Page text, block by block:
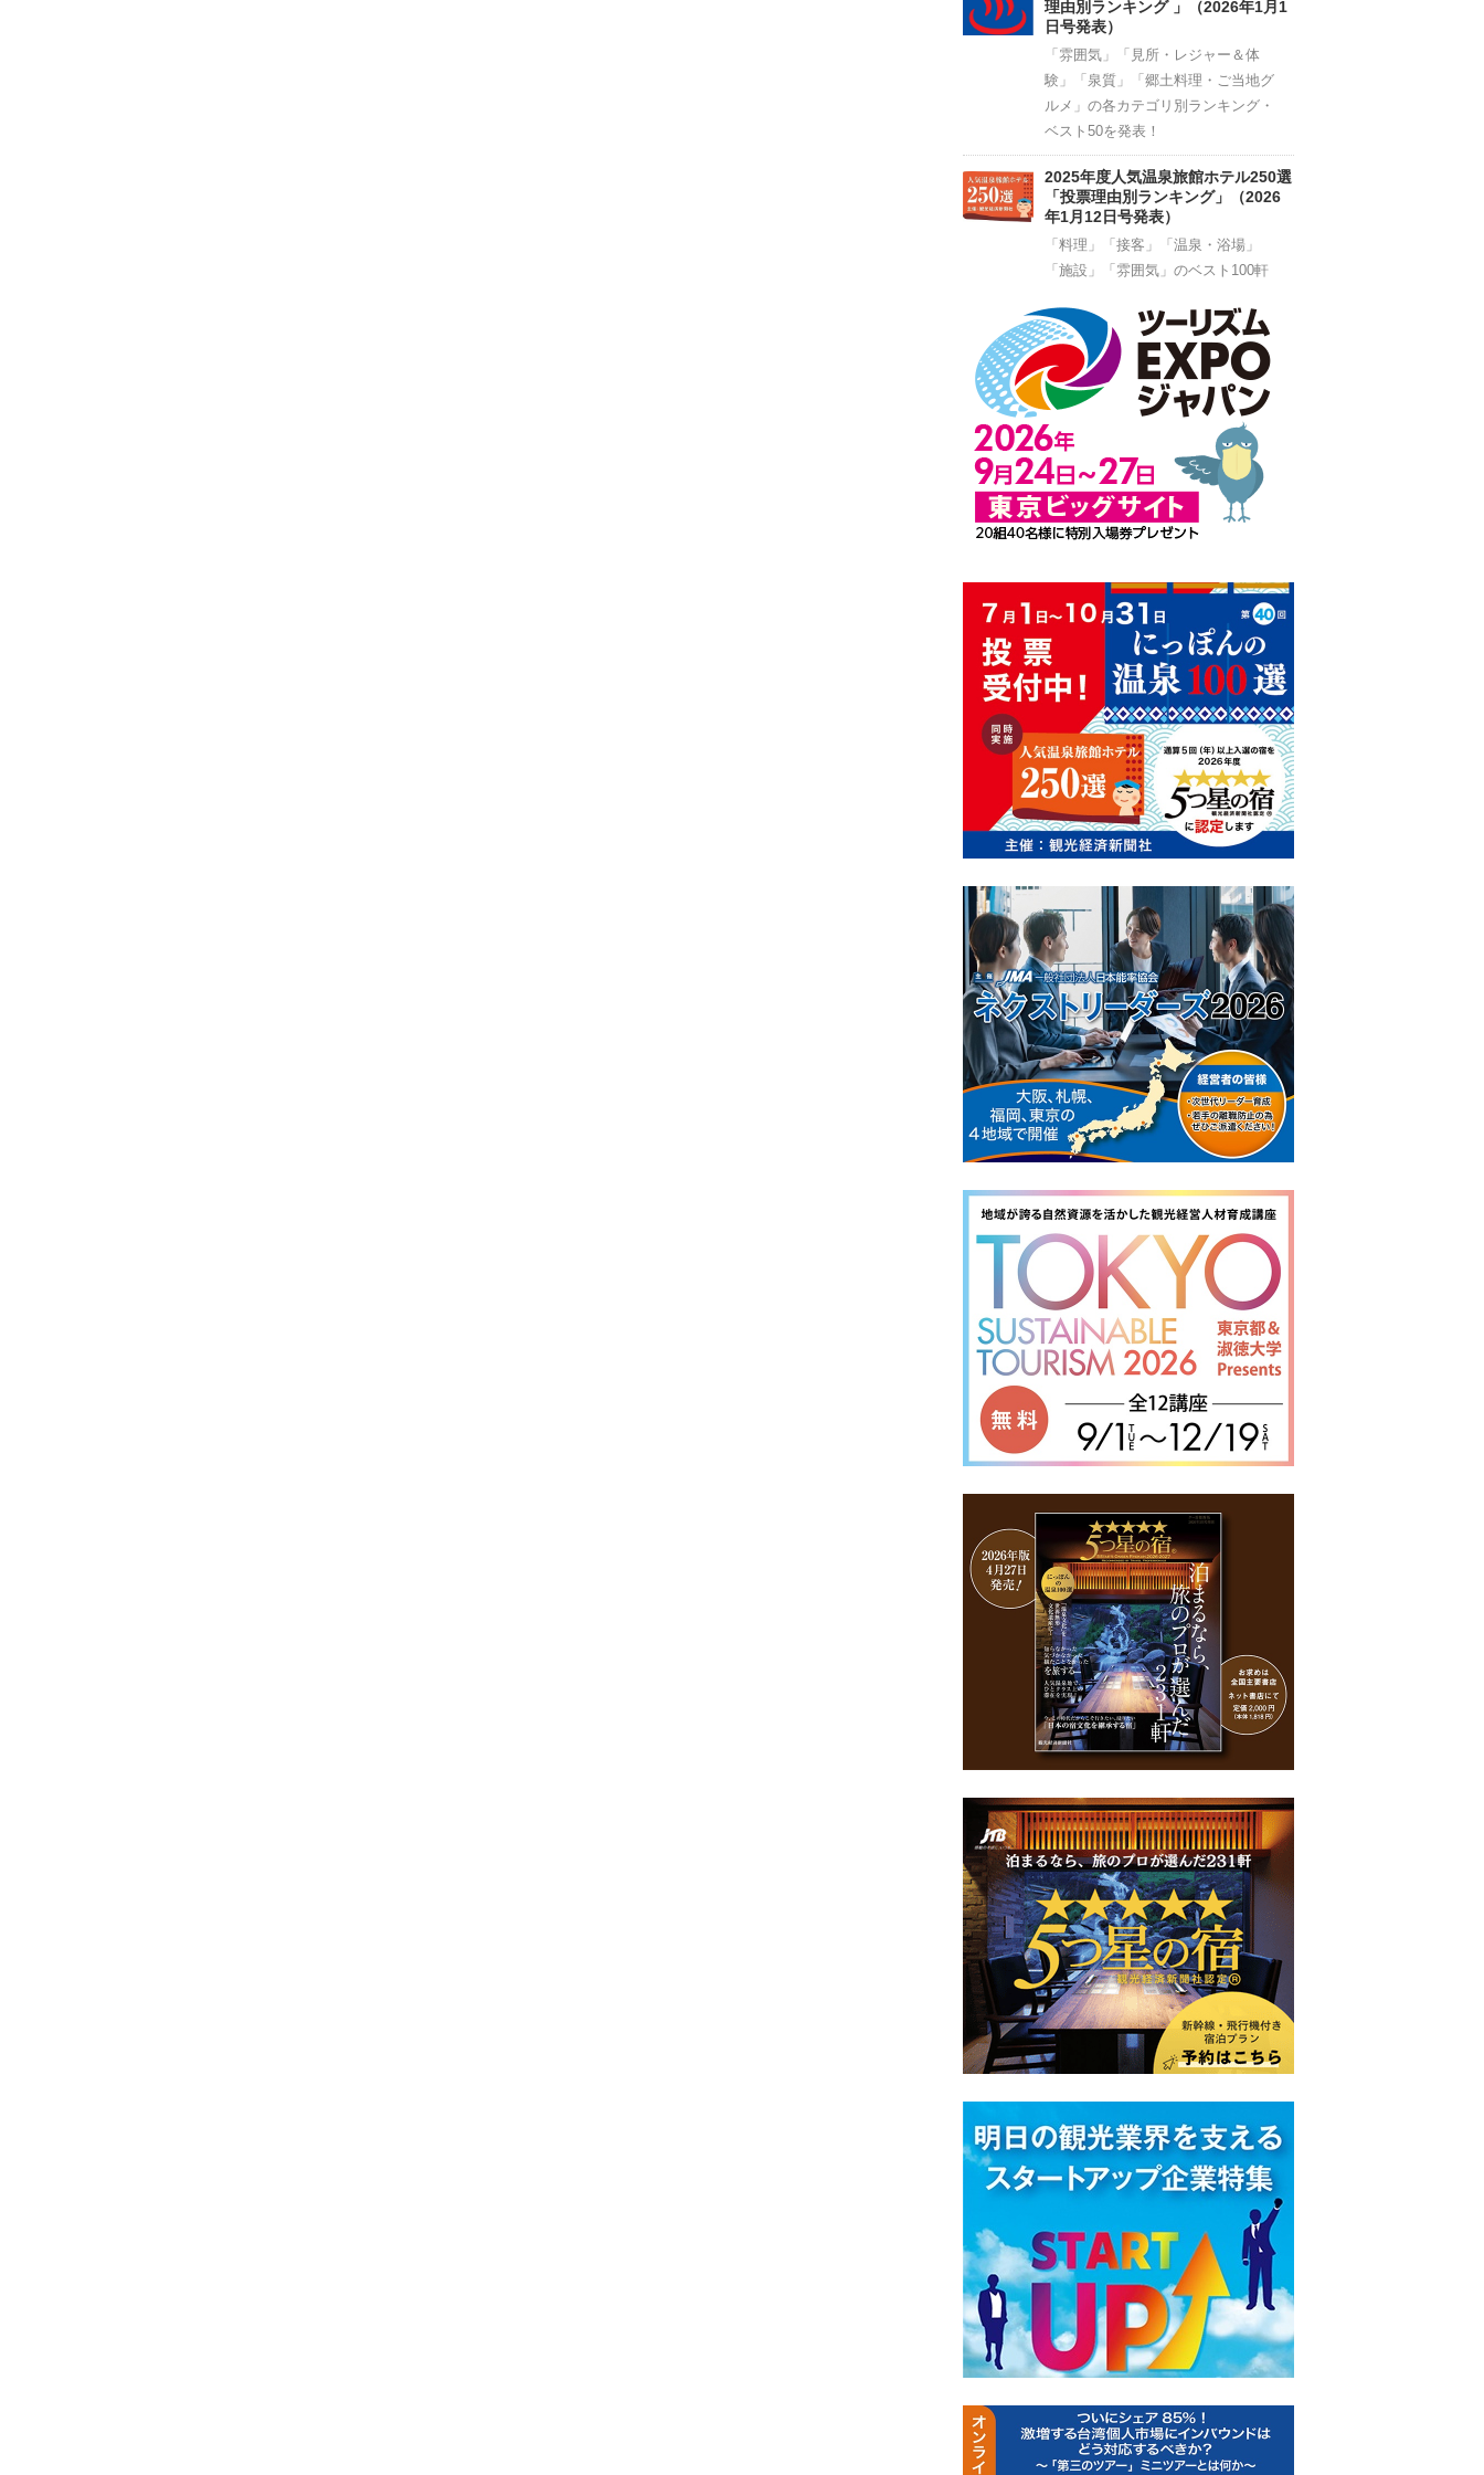
理由別ランキング 」（2026年1月1
日号発表）
「雰囲気」「見所・レジャー＆体
験」「泉質」「郷土料理・ご当地グ
ルメ」の各カテゴリ別ランキング・
ベスト50を発表！
2025年度人気温泉旅館ホテル250選
「投票理由別ランキング」（2026
年1月12日号発表）
「料理」「接客」「温泉・浴場」
「施設」「雰囲気」のベスト100軒